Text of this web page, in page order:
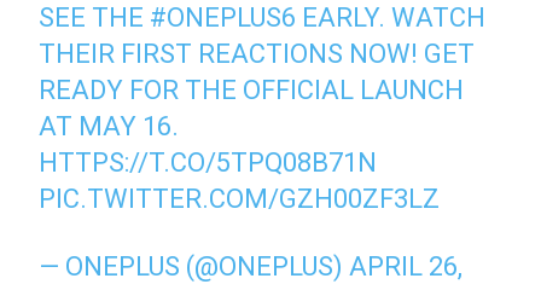
SEE THE #ONEPLUS6 EARLY. WATCH
THEIR FIRST REACTIONS NOW! GET
READY FOR THE OFFICIAL LAUNCH
AT MAY 16.
HTTPS://T.CO/5TPQ08B71N
PIC.TWITTER.COM/GZH00ZF3LZ
— ONEPLUS (@ONEPLUS)APRIL 26,